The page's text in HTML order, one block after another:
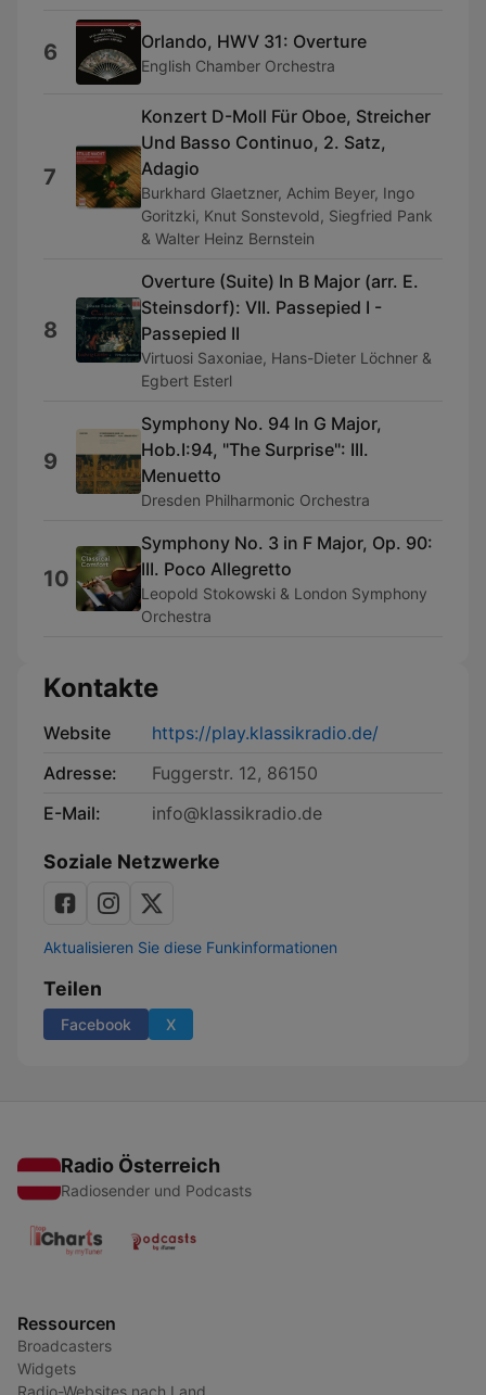
6 Orlando, HWV 31: Overture
English Chamber Orchestra
7
Konzert D-Moll Für Oboe, Streicher
Und Basso Continuo, 2. Satz,
Adagio
Burkhard Glaetzner, Achim Beyer, Ingo
Goritzki, Knut Sonstevold, Siegfried Pank
& Walter Heinz Bernstein
8
Overture (Suite) In B Major (arr. E.
Steinsdorf): VII. Passepied I -
Passepied II
Virtuosi Saxoniae, Hans-Dieter Löchner &
Egbert Esterl
9
Symphony No. 94 In G Major,
Hob.I:94, "The Surprise": III.
Menuetto
Dresden Philharmonic Orchestra
10
Symphony No. 3 in F Major, Op. 90:
III. Poco Allegretto
Leopold Stokowski & London Symphony
Orchestra
Kontakte
Website
https://play.klassikradio.de/
Adresse:
Fuggerstr. 12, 86150
E-Mail:
info@klassikradio.de
Soziale Netzwerke
Aktualisieren Sie diese Funkinformationen
Teilen
Facebook X
Radio Österreich
Radiosender und Podcasts
Ressourcen
Broadcasters
Widgets
Radio-Websites nach Land